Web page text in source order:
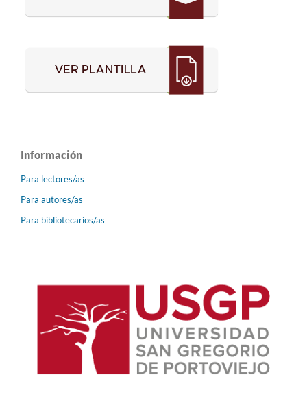
Información
Para lectores/as
Para autores/as
Para bibliotecarios/as